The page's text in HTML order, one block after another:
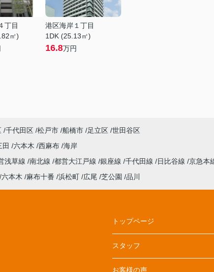
丁目
㎡)
港区海岸１丁目
1DK (25.13㎡)
16.8万円
千代田区 松戸市 船橋市 足立区 世田谷区
田 六本木 西麻布 海岸
浅草線 南北線 都営大江戸線 銀座線 千代田線 日比谷線 京急本
六本木 麻布十番 浜松町 広尾 芝公園 品川
トップページ
スタッフ
お客様の声